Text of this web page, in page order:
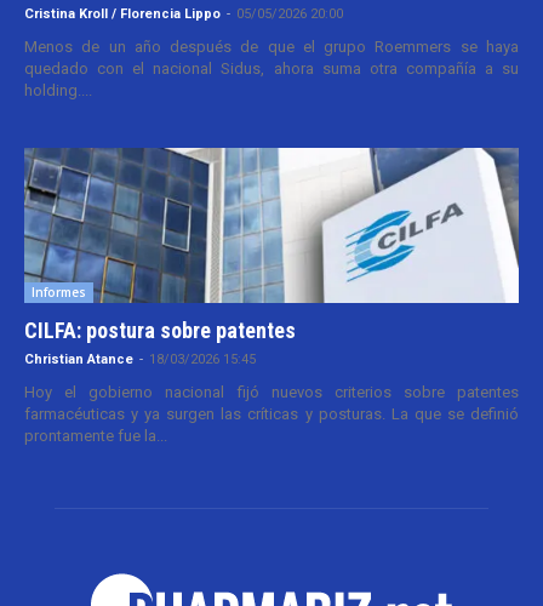
Cristina Kroll / Florencia Lippo - 05/05/2026 20:00
Menos de un año después de que el grupo Roemmers se haya
quedado con el nacional Sidus, ahora suma otra compañía a su
holding....
Informes
CILFA: postura sobre patentes
Christian Atance - 18/03/2026 15:45
Hoy el gobierno nacional fijó nuevos criterios sobre patentes
farmacéuticas y ya surgen las críticas y posturas. La que se definió
prontamente fue la...